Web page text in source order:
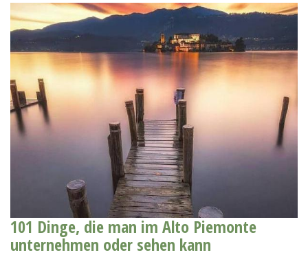
101 Dinge, die man im Alto Piemonte
unternehmen oder sehen kann